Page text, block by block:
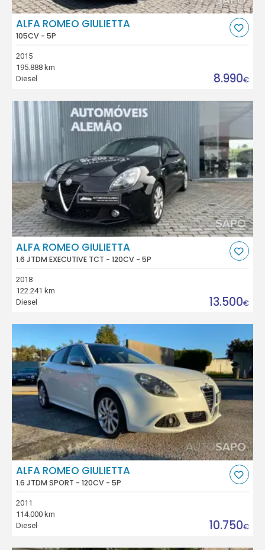
ALFA ROMEO GIULIETTA
105CV - 5P
2015
195.888 km
Diesel
8.990€
ALFA ROMEO GIULIETTA
1.6 JTDM EXECUTIVE TCT - 120CV - 5P
2018
122.241 km
Diesel
13.500€
ALFA ROMEO GIULIETTA
1.6 JTDM SPORT - 120CV - 5P
2011
114.000 km
Diesel
10.750€